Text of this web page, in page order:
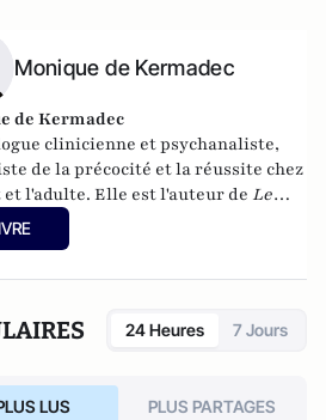
Monique de Kermadec
de Kermadec
clinicienne et psychanaliste,
de la précocité et la réussite chez
l'adulte. Elle est l'auteur de Le
de six mois à six ans
enfant réussisse
24 Heures 7 Jours
LUS PLUS PARTAGES